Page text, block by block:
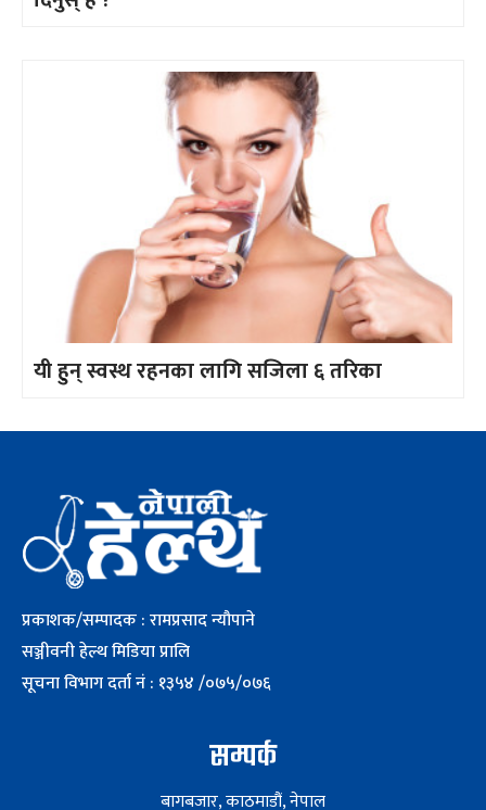
यी हुन् स्वस्थ रहनका लागि सजिला ६ तरिका
प्रकाशक/सम्पादक : रामप्रसाद न्यौपाने
सञ्जीवनी हेल्थ मिडिया प्रालि
सूचना विभाग दर्ता नं : १३५४ /०७५/०७६
सम्पर्क
बागबजार, काठमाडौं, नेपाल